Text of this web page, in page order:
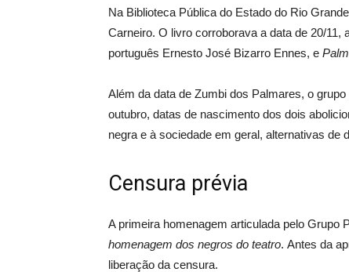
Na Biblioteca Pública do Estado do Rio
Carneiro. O livro corroborava a data de 20/
português Ernesto José Bizarro Ennes, e
Além da data de Zumbi dos Palmares, o
outubro, datas de nascimento dos dois
negra e à sociedade em geral, alternativas de
Censura prévia
A primeira homenagem articulada pelo Grupo
homenagem dos negros do teatro. Antes da
liberação da censura.